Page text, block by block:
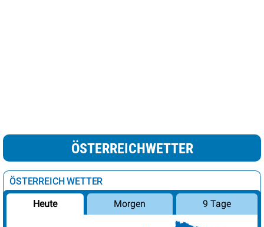
ÖSTERREICHWETTER
ÖSTERREICH WETTER
Heute Morgen 9 Tage